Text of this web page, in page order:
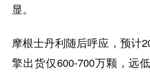
显。
摩根士丹利随后呼应，预计
擎出货仅600-700万颗，远